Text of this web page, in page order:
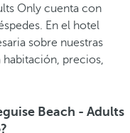
Only cuenta con
En el hotel
sobre nuestras
habitación, precios,
Beach - Adults